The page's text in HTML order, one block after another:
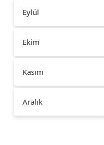
Eylül
Ekim
Kasım
Aralık